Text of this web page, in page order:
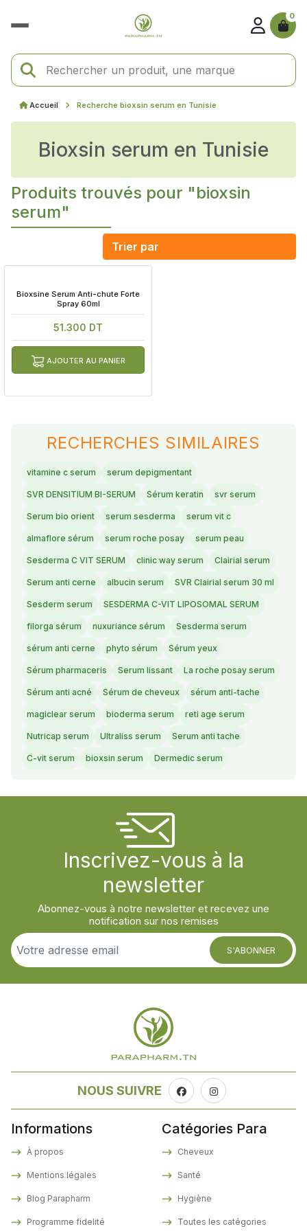
0
Accueil Recherche bioxsin serum en Tunisie
bioxsin serum en Tunisie
Produits trouvés pour "bioxsin
serum"
Bioxsine Serum Anti-chute Forte
Spray 60ml
51.300 DT
AJOUTER AU PANIER
RECHERCHES SIMILAIRES
vitamine c serum serum depigmentant
SVR DENSITIUM BI-SERUM Sérum keratin svr serum
Serum bio orient serum sesderma serum vit c
almaflore sérum serum roche posay serum peau
Sesderma C VIT SERUM clinic way serum Clairial serum
Serum anti cerne albucin serum SVR Clairial serum 30 ml
Sesderm serum SESDERMA C-VIT LIPOSOMAL SERUM
filorga sérum nuxuriance sérum Sesderma serum
sérum anti cerne phyto sérum Sérum yeux
Sérum pharmaceris Serum lissant La roche posay serum
Sérum anti acné Sérum de cheveux sérum anti-tache
magiclear serum bioderma serum reti age serum
Nutricap serum Ultraliss serum Serum anti tache
C-vit serum bioxsin serum Dermedic serum
Inscrivez-vous à la
newsletter
Abonnez-vous à notre newsletter et recevez une
notification sur nos remises
S'ABONNER
NOUS SUIVRE
Informations
À propos
Mentions légales
Blog Parapharm
Programme fidelité
Catégories Para
Cheveux
Santé
Hygiène
Toutes les catégories